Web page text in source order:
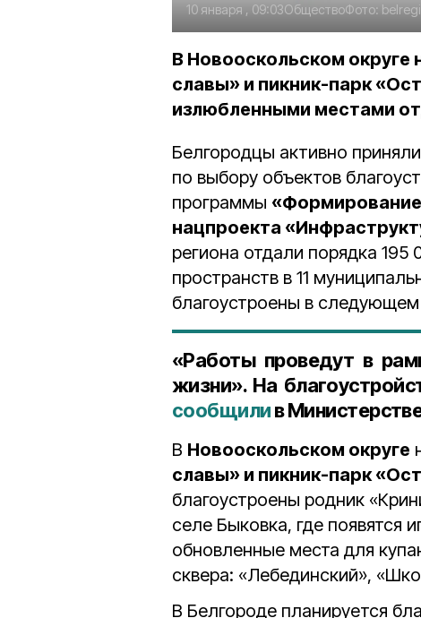
10 января , 09:03ОбществоФото:
В Новооскольском округе
славы» и пикник-парк
излюбленными местами
Белгородцы активно
по выбору объектов
программы
нацпроекта
региона отдали порядка
пространств в 11
благоустроены в следующем
«Работы проведут в
жизни». На
сообщилив
В Новооскольском округе
славы» и пикник-парк
благоустроены родник
селе Быковка, где появятся
обновленные места для
сквера: «Лебединский»,
В Белгороде планируется